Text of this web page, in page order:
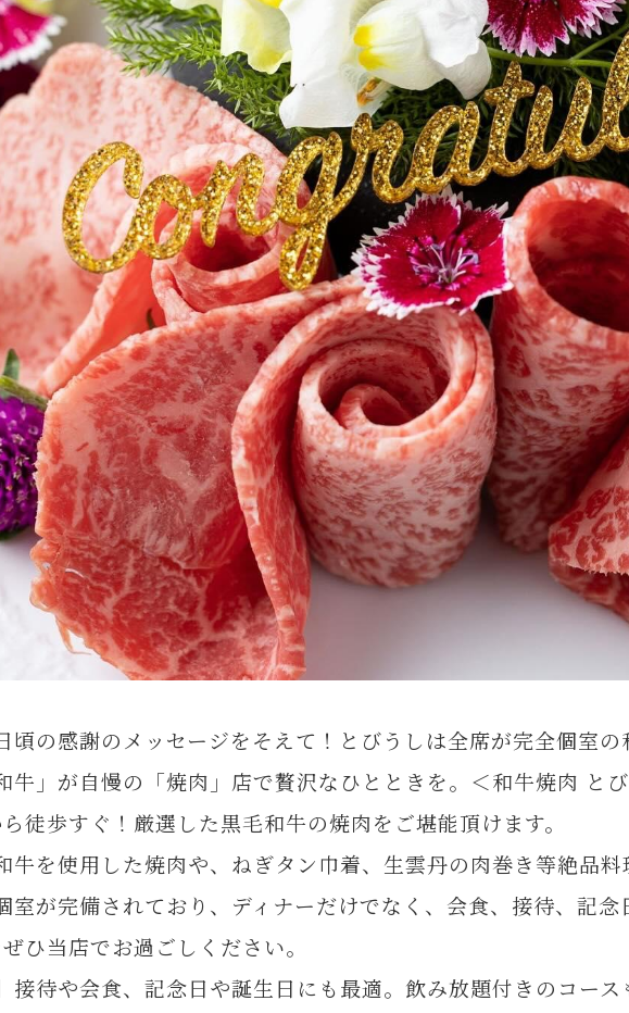
頃の感謝のメッセージをそえて！とびうしは全席が完全個室の
牛」が自慢の「焼肉」店で贅沢なひとときを。＜和牛焼肉 と
徒歩すぐ！厳選した黒毛和牛の焼肉をご堪能頂けます。
牛を使用した焼肉や、ねぎタン巾着、生雲丹の肉巻き等絶品料
室が完備されており、ディナーだけでなく、会食、接待、記念
ひ当店でお過ごしください。
接待や会食、記念日や誕生日にも最適。飲み放題付きのコース